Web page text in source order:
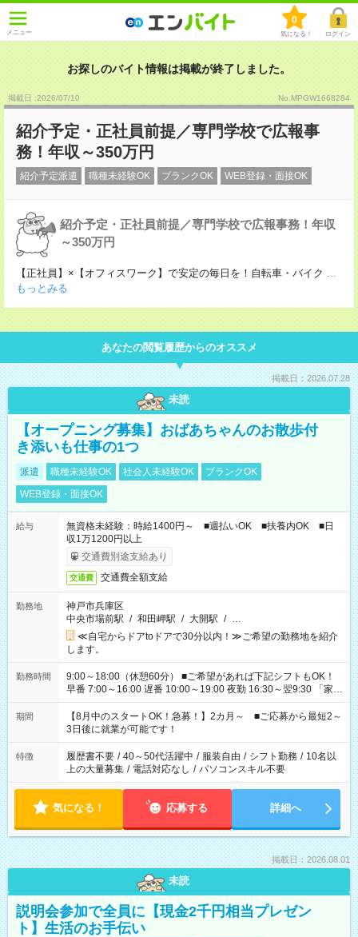
メニュー
0
気になる！ ログイン
お探しのバイト情報は掲載が終了しました。
掲載日 :2026/07/10 No.MPGW1668284
紹介予定・正社員前提／専門学校で広報事
務！年収～350万円
紹介予定派遣 職種未経験OK ブランクOK WEB登録・面接OK
紹介予定・正社員前提／専門学校で広報事務！年収
～350万円
【正社員】×【オフィスワーク】で安定の毎日を！自転車・バイク ...
もっとみる
あなたの閲覧履歴からのオススメ
掲載日：2026.07.28
未読
【オープニング募集】おばあちゃんのお散歩付
き添いも仕事の1つ
派遣 職種未経験OK 社会人未経験OK
ブランクOK
WEB登録・面接OK
給与
無資格未経験：時給1400円～ ■週払いOK ■扶養内OK ■日
収1万1200円以上
交通費別途支給あり
交通費 交通費全額支給
勤務地
神戸市兵庫区
中央市場前駅 / 和田岬駅 / 大開駅 / …
≪自宅からドアtoドアで30分以内！≫ご希望の勤務地を紹介
します。
勤務時間
9:00～18:00（休憩60分） ■ご希望があれば下記シフトもOK！
早番 7:00～16:00 遅番 10:00～19:00 夜勤 16:30～翌9:30 「家族
と休みを合わせたい」 「余裕を持って夕飯の準備がしたい」
「できれば残業はしたくない」 など、ご希望を教えてください
ね。 ※Wワーク希望の方へ 今ご覧のお仕事で希望する勤務時間
と、もう1つのお仕事の勤務時間。 合計で週40時間を超える場
合は応募できません。
期間
【8月中のスタートOK！急募！】2カ月～ ■ご応募から最短2～
3日後に就業が可能です！
特徴 履歴書不要 / 40～50代活躍中 / 服装自由 / シフト勤務 / 10名以
上の大量募集 / 電話対応なし / パソコンスキル不要
気になる！ 応募する 詳細へ
掲載日：2026.08.01
未読
説明会参加で全員に【現金2千円相当プレゼン
ト】生活のお手伝い